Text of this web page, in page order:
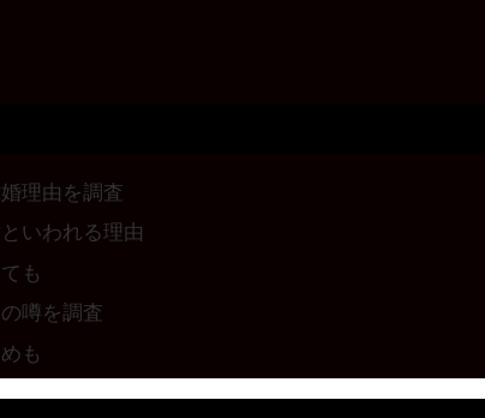
理由を調査
いわれる理由
も
噂を調査
も